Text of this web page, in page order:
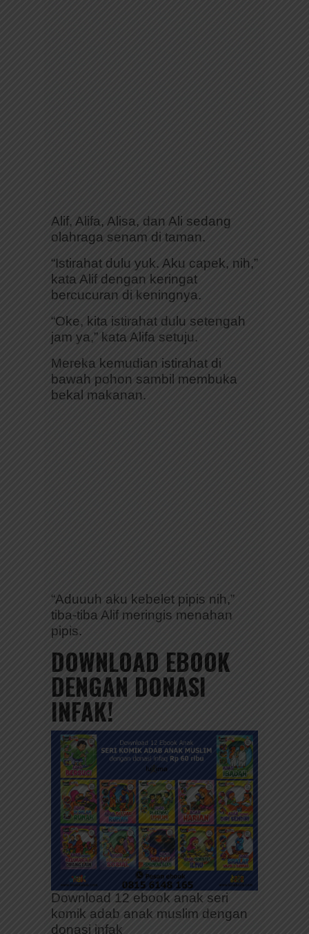
Alif, Alifa, Alisa, dan Ali sedang
olahraga senam di taman.
“Istirahat dulu yuk. Aku capek, nih,”
kata Alif dengan keringat
bercucuran di keningnya.
“Oke, kita istirahat dulu setengah
jam ya,” kata Alifa setuju.
Mereka kemudian istirahat di
bawah pohon sambil membuka
bekal makanan.
“Aduuuh aku kebelet pipis nih,”
tiba-tiba Alif meringis menahan
pipis.
DOWNLOAD EBOOK
DENGAN DONASI
INFAK!
Download 12 ebook anak seri
komik adab anak muslim dengan
donasi infak